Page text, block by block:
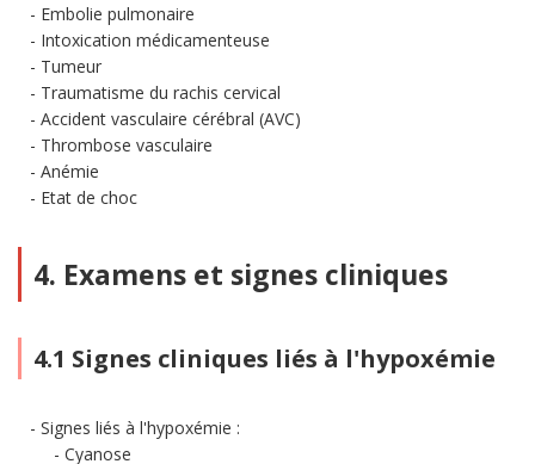
Embolie pulmonaire
Intoxication médicamenteuse
Tumeur
Traumatisme du rachis cervical
Accident vasculaire cérébral (AVC)
Thrombose vasculaire
Anémie
Etat de choc
4. Examens et signes cliniques
4.1 Signes cliniques liés à l'hypoxémie
Signes liés à l'hypoxémie :
Cyanose